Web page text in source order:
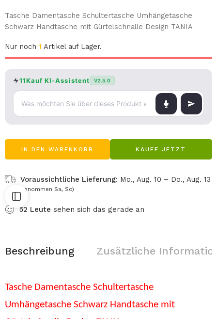
Tasche Damentasche Schultertasche Umhängetasche
Schwarz Handtasche mit Gürtelschnalle Design TANIA
Nur noch 1 Artikel auf Lager.
11Kauf KI-Assistent V2.5.0
IN DEN WARENKORB KAUFE JETZT
Voraussichtliche Lieferung: Mo., Aug. 10 – Do., Aug. 13
(Ausgenommen Sa, So)
52 Leute sehen sich das gerade an
Beschreibung Zusätzliche
Tasche Damentasche Schultertasche
Umhängetasche Schwarz Handtasche mit